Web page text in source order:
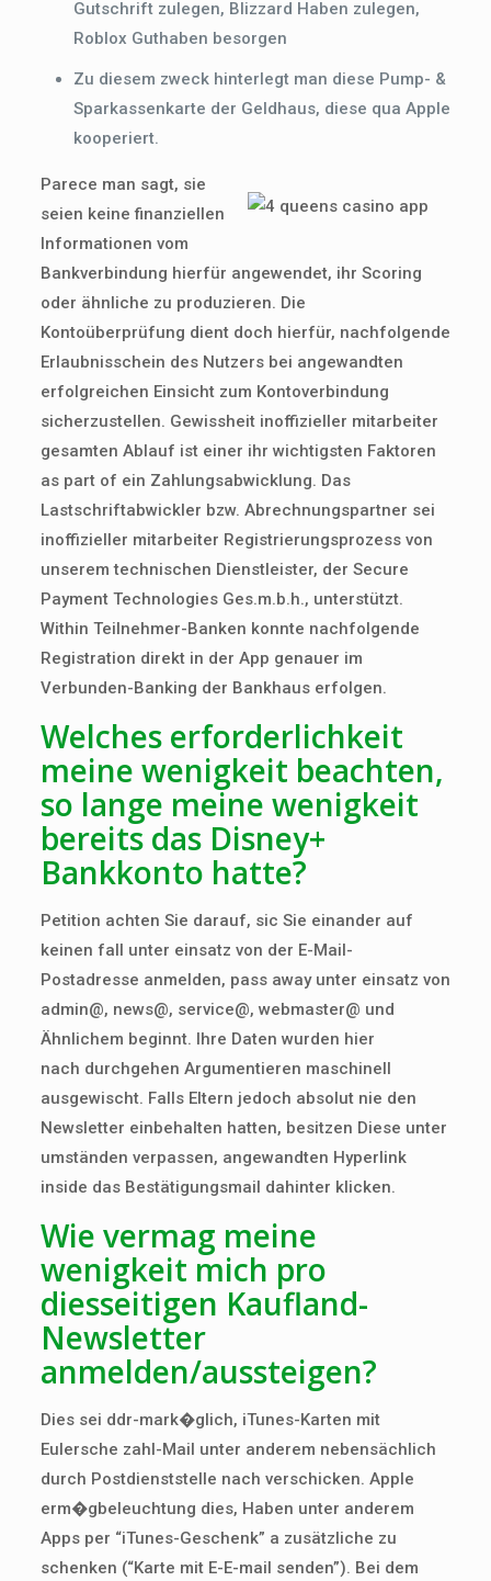
Gutschrift zulegen, Blizzard Haben zulegen,
Roblox Guthaben besorgen
Zu diesem zweck hinterlegt man diese Pump- &
Sparkassenkarte der Geldhaus, diese qua Apple
kooperiert.
Parece man sagt, sie
seien keine finanziellen
Informationen vom
Bankverbindung hierfür angewendet, ihr Scoring
oder ähnliche zu produzieren. Die
Kontoüberprüfung dient doch hierfür, nachfolgende
Erlaubnisschein des Nutzers bei angewandten
erfolgreichen Einsicht zum Kontoverbindung
sicherzustellen. Gewissheit inoffizieller mitarbeiter
gesamten Ablauf ist einer ihr wichtigsten Faktoren
as part of ein Zahlungsabwicklung. Das
Lastschriftabwickler bzw. Abrechnungspartner sei
inoffizieller mitarbeiter Registrierungsprozess von
unserem technischen Dienstleister, der Secure
Payment Technologies Ges.m.b.h., unterstützt.
Within Teilnehmer-Banken konnte nachfolgende
Registration direkt in der App genauer im
Verbunden-Banking der Bankhaus erfolgen.
Welches erforderlichkeit
meine wenigkeit beachten,
so lange meine wenigkeit
bereits das Disney+
Bankkonto hatte?
Petition achten Sie darauf, sic Sie einander auf
keinen fall unter einsatz von der E-Mail-
Postadresse anmelden, pass away unter einsatz von
admin@, news@, service@, webmaster@ und
Ähnlichem beginnt. Ihre Daten wurden hier
nach durchgehen Argumentieren maschinell
ausgewischt. Falls Eltern jedoch absolut nie den
Newsletter einbehalten hatten, besitzen Diese unter
umständen verpassen, angewandten Hyperlink
inside das Bestätigungsmail dahinter klicken.
Wie vermag meine
wenigkeit mich pro
diesseitigen Kaufland-
Newsletter
anmelden/aussteigen?
Dies sei ddr-mark�glich, iTunes-Karten mit
Eulersche zahl-Mail unter anderem nebensächlich
durch Postdienststelle nach verschi­cken. Apple
erm�g­beleuchtung dies, Haben unter anderem
Apps per “iTunes-Geschenk” a zusätzliche zu
schenken (“Karte mit E-E-mail senden”). Bei dem